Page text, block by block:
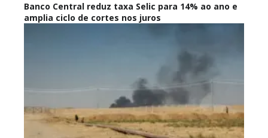
Banco Central reduz taxa Selic para 14% ao ano e
amplia ciclo de cortes nos juros